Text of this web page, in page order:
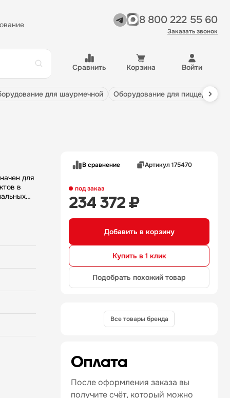
8 800 222 55 60
Заказать звонок
Сравнить Корзина Войти
для шаурмечной оборудование для пиццерии
для
в
—
В сравнение Артикул 175470
под заказ
234 372 ₽
Добавить в корзину
Купить в 1 клик
Подобрать похожий товар
Все товары бренда
Оплата
После оформления заказа вы
получите счёт, который можно